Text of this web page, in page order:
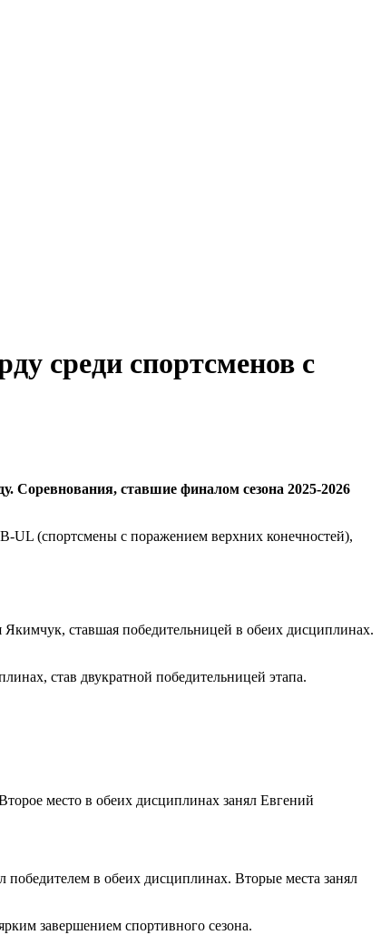
среди спортсменов с
Соревнования, ставшие финалом сезона 2025-2026
UL (спортсмены с поражением верхних конечностей),
ставшая победительницей в обеих дисциплинах.
став двукратной победительницей этапа.
место в обеих дисциплинах занял Евгений
победителем в обеих дисциплинах. Вторые места занял
завершением спортивного сезона.